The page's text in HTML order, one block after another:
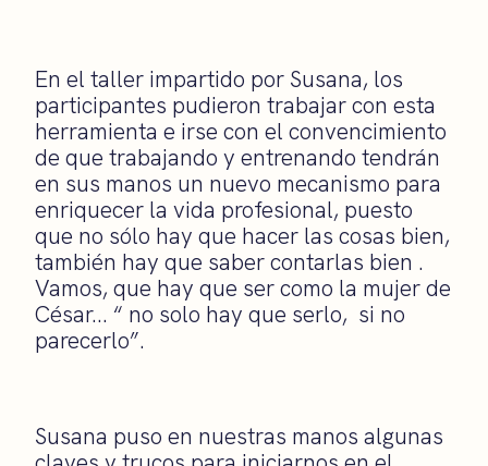
En el taller impartido por Susana, los
participantes pudieron trabajar con esta
herramienta e irse con el convencimiento
de que trabajando y entrenando tendrán
en sus manos un nuevo mecanismo para
enriquecer la vida profesional, puesto
que no sólo hay que hacer las cosas bien,
también hay que saber contarlas bien .
Vamos, que hay que ser como la mujer de
César… “ no solo hay que serlo, si no
parecerlo”.
Susana puso en nuestras manos algunas